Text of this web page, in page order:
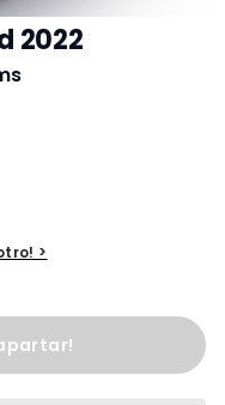
2022
>